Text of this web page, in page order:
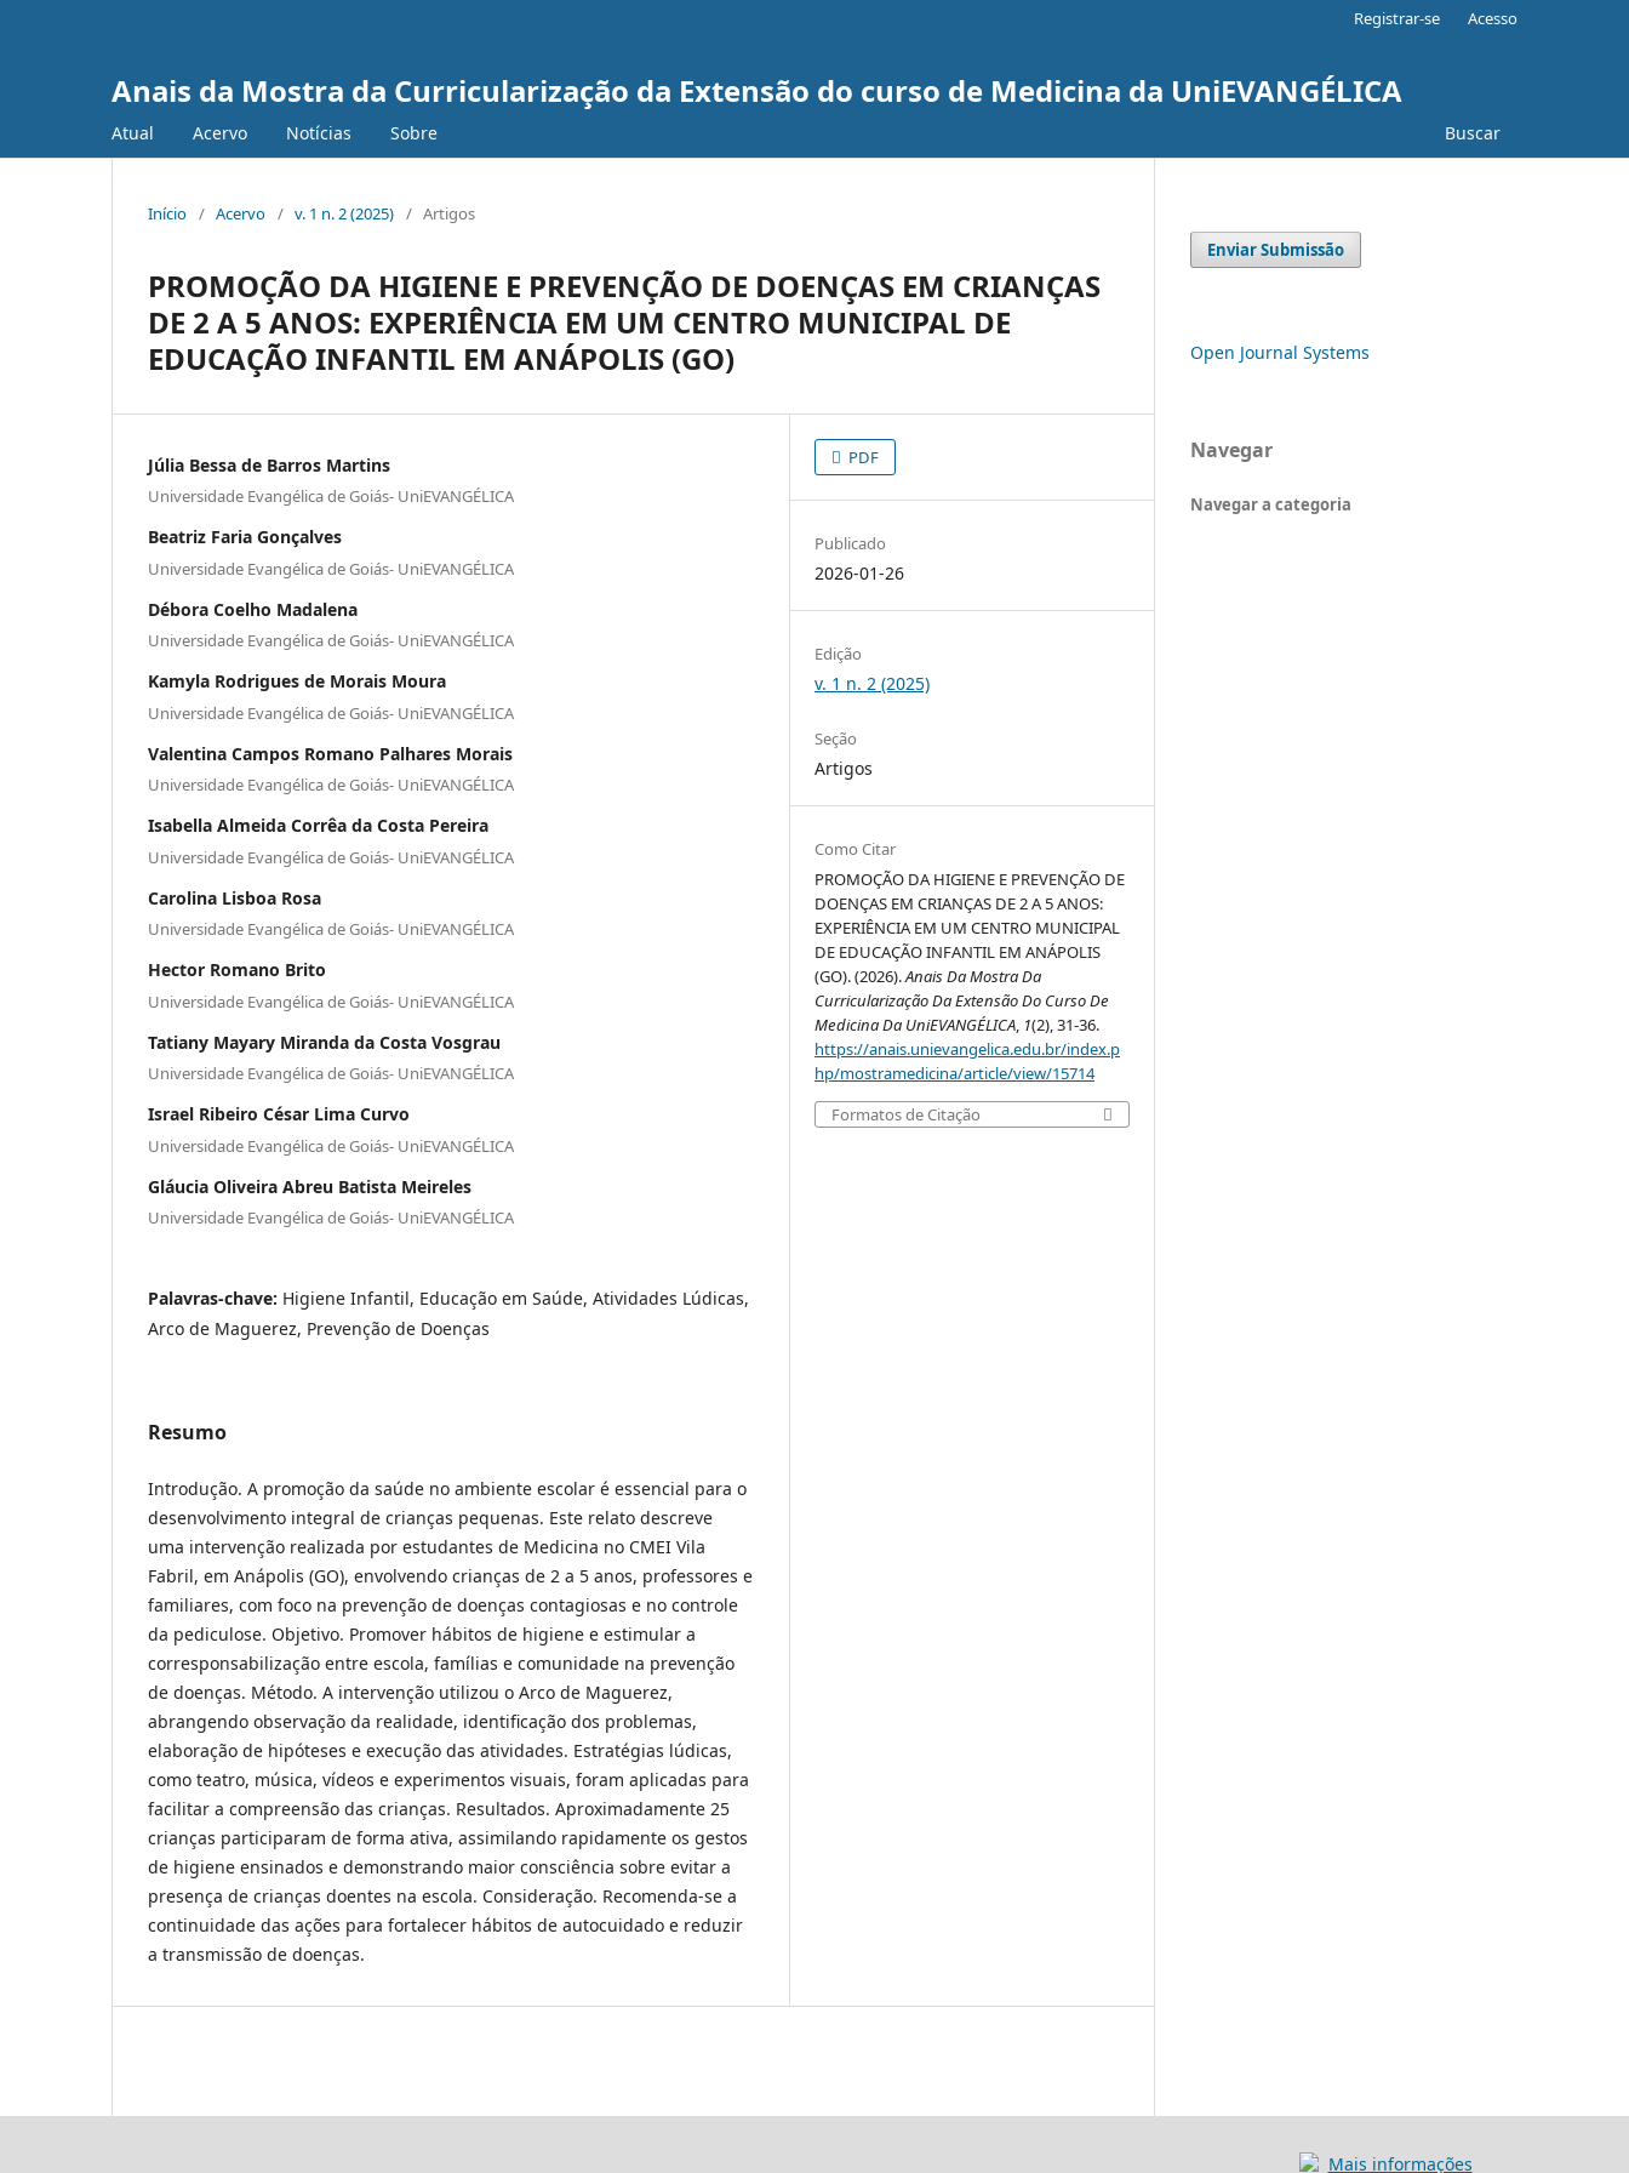
Anais da Mostra da Curricularização da Extensão do curso de Medicina da UniEVANGÉLICA
Atual Acervo Notícias Sobre Buscar
Registrar-se Acesso
Início / Acervo / v. 1 n. 2 (2025) / Artigos
PROMOÇÃO DA HIGIENE E PREVENÇÃO DE DOENÇAS EM CRIANÇAS
DE 2 A 5 ANOS: EXPERIÊNCIA EM UM CENTRO MUNICIPAL DE
EDUCAÇÃO INFANTIL EM ANÁPOLIS (GO)
Júlia Bessa de Barros Martins
Universidade Evangélica de Goiás- UniEVANGÉLICA
Beatriz Faria Gonçalves
Universidade Evangélica de Goiás- UniEVANGÉLICA
Débora Coelho Madalena
Universidade Evangélica de Goiás- UniEVANGÉLICA
Kamyla Rodrigues de Morais Moura
Universidade Evangélica de Goiás- UniEVANGÉLICA
Valentina Campos Romano Palhares Morais
Universidade Evangélica de Goiás- UniEVANGÉLICA
Isabella Almeida Corrêa da Costa Pereira
Universidade Evangélica de Goiás- UniEVANGÉLICA
Carolina Lisboa Rosa
Universidade Evangélica de Goiás- UniEVANGÉLICA
Hector Romano Brito
Universidade Evangélica de Goiás- UniEVANGÉLICA
Tatiany Mayary Miranda da Costa Vosgrau
Universidade Evangélica de Goiás- UniEVANGÉLICA
Israel Ribeiro César Lima Curvo
Universidade Evangélica de Goiás- UniEVANGÉLICA
Gláucia Oliveira Abreu Batista Meireles
Universidade Evangélica de Goiás- UniEVANGÉLICA
Palavras-chave: Higiene Infantil, Educação em Saúde, Atividades Lúdicas,
Arco de Maguerez, Prevenção de Doenças
Resumo
Introdução. A promoção da saúde no ambiente escolar é essencial para o
desenvolvimento integral de crianças pequenas. Este relato descreve
uma intervenção realizada por estudantes de Medicina no CMEI Vila
Fabril, em Anápolis (GO), envolvendo crianças de 2 a 5 anos, professores e
familiares, com foco na prevenção de doenças contagiosas e no controle
da pediculose. Objetivo. Promover hábitos de higiene e estimular a
corresponsabilização entre escola, famílias e comunidade na prevenção
de doenças. Método. A intervenção utilizou o Arco de Maguerez,
abrangendo observação da realidade, identificação dos problemas,
elaboração de hipóteses e execução das atividades. Estratégias lúdicas,
como teatro, música, vídeos e experimentos visuais, foram aplicadas para
facilitar a compreensão das crianças. Resultados. Aproximadamente 25
crianças participaram de forma ativa, assimilando rapidamente os gestos
de higiene ensinados e demonstrando maior consciência sobre evitar a
presença de crianças doentes na escola. Consideração. Recomenda-se a
continuidade das ações para fortalecer hábitos de autocuidado e reduzir
a transmissão de doenças.
PDF
Publicado
2026-01-26
Edição
v. 1 n. 2 (2025)
Seção
Artigos
Como Citar
PROMOÇÃO DA HIGIENE E PREVENÇÃO DE
DOENÇAS EM CRIANÇAS DE 2 A 5 ANOS:
EXPERIÊNCIA EM UM CENTRO MUNICIPAL
DE EDUCAÇÃO INFANTIL EM ANÁPOLIS
(GO). (2026).Anais Da Mostra Da
Curricularização Da Extensão Do Curso De
Medicina Da UniEVANGÉLICA, 1(2), 31-36.
https://anais.unievangelica.edu.br/index.p
hp/mostramedicina/article/view/15714
Formatos de Citação
Enviar Submissão
Open Journal Systems
Navegar
Navegar a categoria